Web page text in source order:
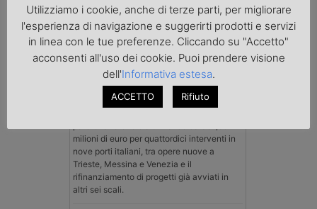
Dal Cipess 358 milioni per nove porti
Il Comitato Interministeriale per la
milioni di euro per quattordici interventi in
nove porti italiani, tra opere nuove a
Trieste, Messina e Venezia e il
rifinanziamento di progetti già avviati in
altri sei scali.
Utilizziamo i cookie, anche di terze parti, per migliorare
l'esperienza di navigazione e suggerirti prodotti e servizi
in linea con le tue preferenze. Cliccando su "Accetto"
acconsenti all'uso dei cookie. Puoi prendere visione
dell'Informativa estesa.
ACCETTO Rifiuto